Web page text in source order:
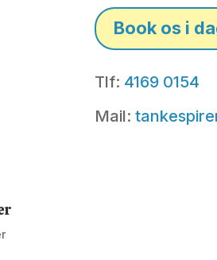
Book os i
Tlf: 4169 0154
Mail: